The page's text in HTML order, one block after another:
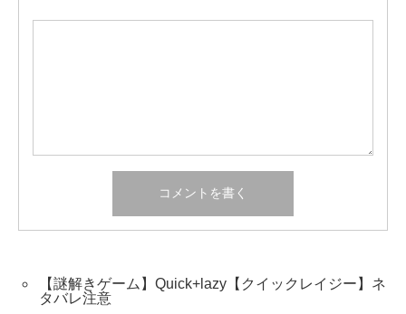
【謎解きゲーム】Quick+lazy【クイックレイジー】ネ
タバレ注意